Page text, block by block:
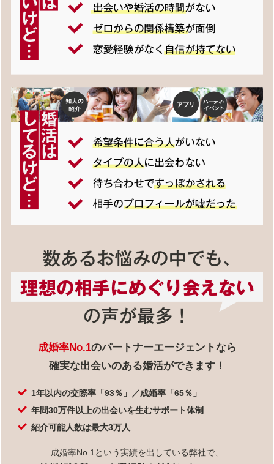
成婚率No.1のパートナーエージェントなら
確実な出会いのある婚活ができます！
1年以内の交際率「93％」／成婚率「65％」
年間30万件以上の出会いを生むサポート体制
紹介可能人数は最大3万人
成婚率No.1という実績を出している弊社で、